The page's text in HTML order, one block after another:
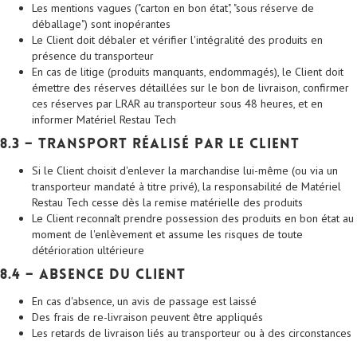
Les mentions vagues ("carton en bon état", "sous réserve de
déballage") sont inopérantes
Le Client doit débaler et vérifier l'intégralité des produits en
présence du transporteur
En cas de litige (produits manquants, endommagés), le Client doit
émettre des réserves détaillées sur le bon de livraison, confirmer
ces réserves par LRAR au transporteur sous 48 heures, et en
informer Matériel Restau Tech
8.3 – Transport réalisé par le Client
Si le Client choisit d'enlever la marchandise lui-même (ou via un
transporteur mandaté à titre privé), la responsabilité de Matériel
Restau Tech cesse dès la remise matérielle des produits
Le Client reconnaît prendre possession des produits en bon état au
moment de l'enlèvement et assume les risques de toute
détérioration ultérieure
8.4 – Absence du Client
En cas d'absence, un avis de passage est laissé
Des frais de re-livraison peuvent être appliqués
Les retards de livraison liés au transporteur ou à des circonstances